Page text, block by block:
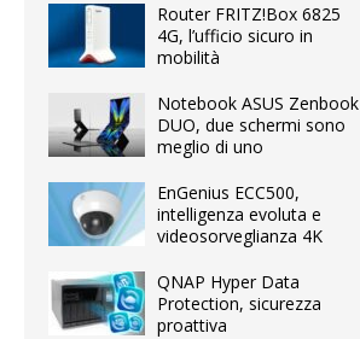
Router FRITZ!Box 6825
4G, l’ufficio sicuro in
mobilità
Notebook ASUS Zenbook
DUO, due schermi sono
meglio di uno
EnGenius ECC500,
intelligenza evoluta e
videosorveglianza 4K
QNAP Hyper Data
Protection, sicurezza
proattiva